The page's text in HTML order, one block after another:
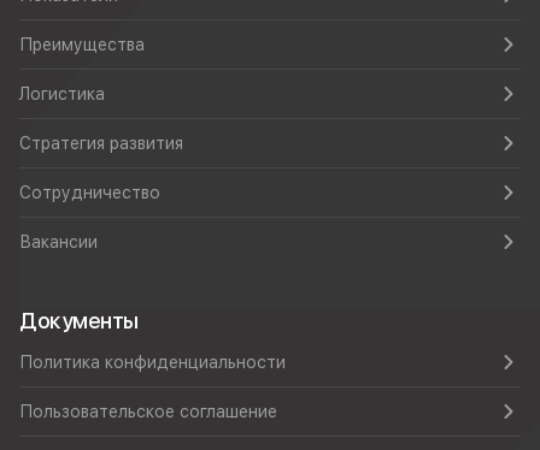
Преимущества
Логистика
Стратегия развития
Сотрудничество
Вакансии
Документы
Политика конфиденциальности
Пользовательское соглашение